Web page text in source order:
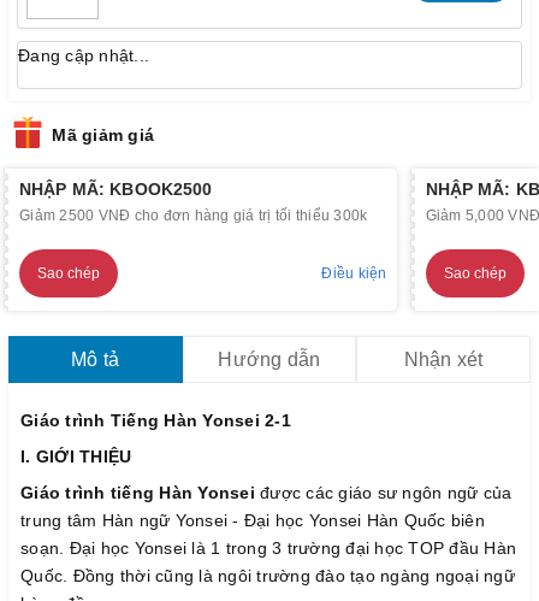
Đang cập nhật...
Mã giảm giá
NHẬP MÃ: KBOOK2500
Giảm 2500 VNĐ cho đơn hàng giá trị tối thiểu 300k
Sao chép Điều kiện
NHẬP MÃ:
Giảm 5,000
Sao chép
Mô tả Hướng dẫn Nhận xét
Giáo trình Tiếng Hàn Yonsei 2-1
I. GIỚI THIỆU
Giáo trình tiếng Hàn Yonsei được các giáo sư ngôn ngữ của
trung tâm Hàn ngữ Yonsei - Đại học Yonsei Hàn Quốc biên
soạn. Đại học Yonsei là 1 trong 3 trường đại học TOP đầu Hàn
Quốc. Đồng thời cũng là ngôi trường đào tạo ngàng ngoại ngữ